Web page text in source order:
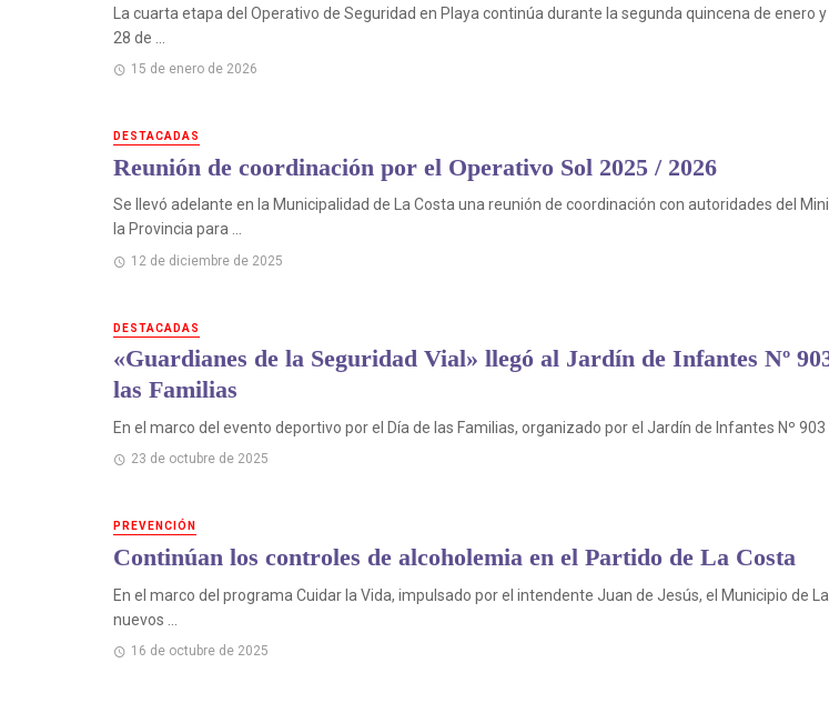
La cuarta etapa del Operativo de Seguridad en Playa continúa durante la segunda quincena de enero
28 de ...
15 de enero de 2026
DESTACADAS
Reunión de coordinación por el Operativo Sol 2025 / 2026
Se llevó adelante en la Municipalidad de La Costa una reunión de coordinación con autoridades del
la Provincia para ...
12 de diciembre de 2025
DESTACADAS
«Guardianes de la Seguridad Vial» llegó al Jardín de Infantes Nº
las Familias
En el marco del evento deportivo por el Día de las Familias, organizado por el Jardín de Infantes Nº 903
23 de octubre de 2025
PREVENCIÓN
Continúan los controles de alcoholemia en el Partido de La Costa
En el marco del programa Cuidar la Vida, impulsado por el intendente Juan de Jesús, el Municipio de
nuevos ...
16 de octubre de 2025